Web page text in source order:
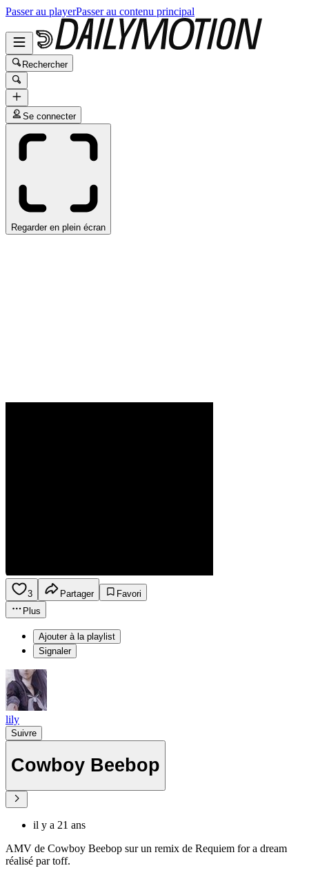
Passer au playerPasser au contenu principal
Rechercher
Se connecter
Regarder en plein écran
3 Partager
Favori
Plus
Ajouter à la playlist
Signaler
lily
Suivre
Cowboy Beebop
il y a 21 ans
AMV de Cowboy Beebop sur un remix de Requiem for a dream
réalisé par toff.